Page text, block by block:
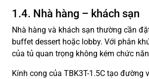
1.4. Nhà hàng – khách sạn
Nhà hàng và khách sạn thường cần
buffet dessert hoặc lobby. Với phân
của tủ quan trọng không kém chức
Kính cong của TBK3T-1.5C tạo đường